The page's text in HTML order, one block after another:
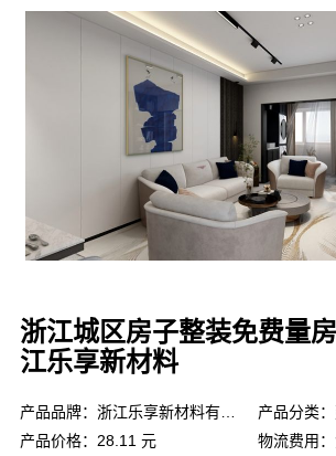
浙江城区房子整装免费量
江乐享新材料
产品品牌：浙江乐享新材料有限公司
产品分类
产品价格：28.11 元
物流费用